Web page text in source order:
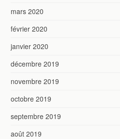
mars 2020
février 2020
janvier 2020
décembre 2019
novembre 2019
octobre 2019
septembre 2019
août 2019